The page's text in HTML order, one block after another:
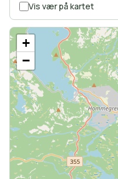
Vis vær på kartet
+
−